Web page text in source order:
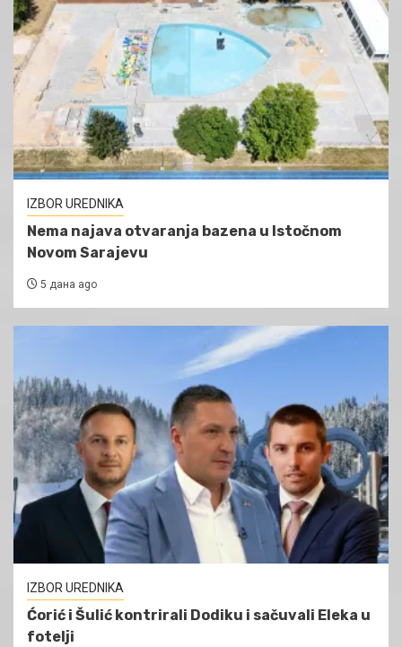
IZBOR UREDNIKA
Nema najava otvaranja bazena u Istočnom
Novom Sarajevu
5 дана ago
IZBOR UREDNIKA
Ćorić i Šulić kontrirali Dodiku i sačuvali Eleka u
fotelji